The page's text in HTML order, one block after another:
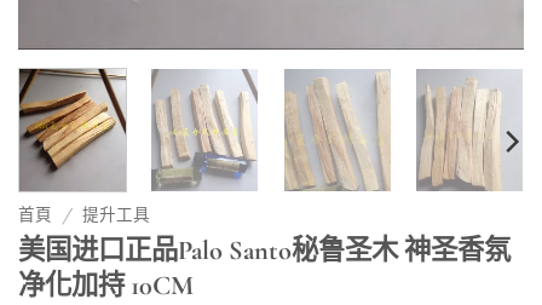
首頁 / 提升工具
美国进口正品Palo Santo秘鲁圣木 神圣香氛
净化加持 10CM